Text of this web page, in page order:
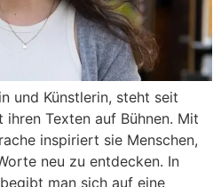
und Künstlerin, steht seit
Texten auf Bühnen. Mit
inspiriert sie Menschen,
neu zu entdecken. In
man sich auf eine